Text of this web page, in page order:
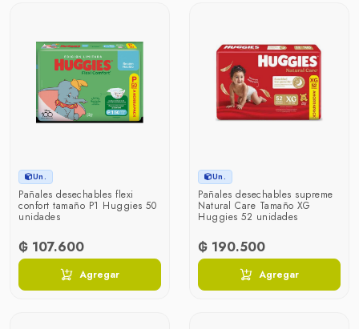
Un.
Pañales desechables flexi
confort tamaño P1 Huggies 50
unidades
₲ 107.600
Agregar
Un.
Pañales desechables supreme
Natural Care Tamaño XG
Huggies 52 unidades
₲ 190.500
Agregar